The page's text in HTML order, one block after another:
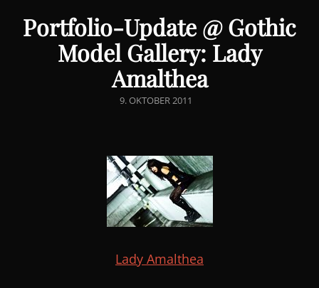
Portfolio-Update @ Gothic
Model Gallery: Lady
Amalthea
POSTED
9. OKTOBER 2011
Lady Amalthea